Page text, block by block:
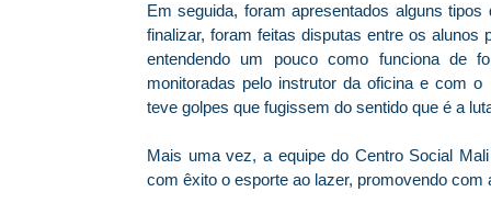
Em seguida, foram apresentados alguns
finalizar, foram feitas disputas entre os
entendendo um pouco como funciona de
monitoradas pelo instrutor da oficina e com
teve golpes que fugissem do sentido que é a
Mais uma vez, a equipe do Centro Social
com êxito o esporte ao lazer, promovendo